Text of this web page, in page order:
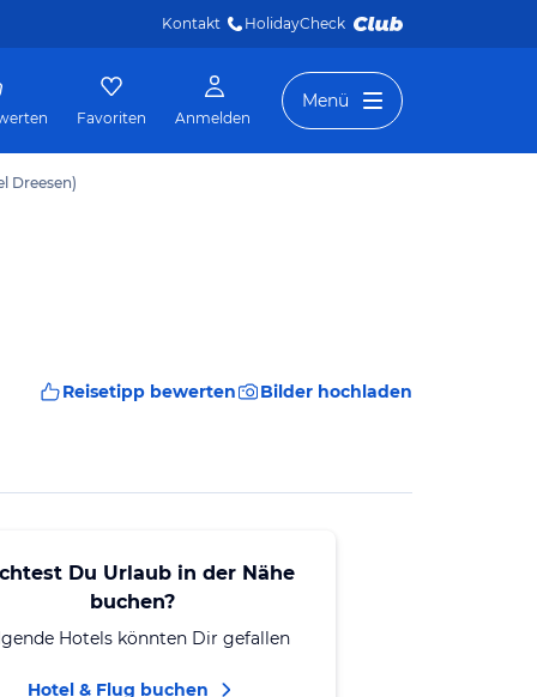
Kontakt HolidayCheck
Favoriten Anmelden
Menü
Dreesen)
Reisetipp bewerten Bilder hochladen
Du Urlaub in der Nähe
buchen?
Hotels könnten Dir gefallen
Hotel & Flug buchen